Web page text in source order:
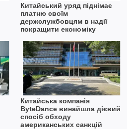
Китайський уряд піднімає
платню своїм
держслужбовцям в надії
покращити економіку
Китайська компанія
ByteDance винайшла дієвий
спосіб обходу
американських санкцій